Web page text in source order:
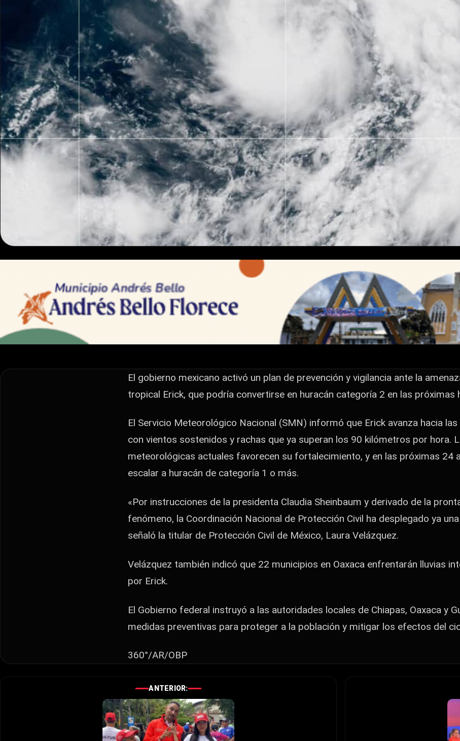
¿Huracán en camino? Erick podría
escalar en las próximas horas
El gobierno mexicano activó un plan de prevención y vigilancia ante la
tropical Erick, que podría convertirse en huracán categoría 2 en las próximas
El Servicio Meteorológico Nacional (SMN) informó que Erick avanza hacia
con vientos sostenidos y rachas que ya superan los 90 kilómetros por hora.
meteorológicas actuales favorecen su fortalecimiento, y en las próximas 24
escalar a huracán de categoría 1 o más.
«Por instrucciones de la presidenta Claudia Sheinbaum y derivado de la
fenómeno, la Coordinación Nacional de Protección Civil ha desplegado ya
señaló la titular de Protección Civil de México, Laura Velázquez.
Velázquez también indicó que 22 municipios en Oaxaca enfrentarán lluvias
por Erick.
El Gobierno federal instruyó a las autoridades locales de Chiapas, Oaxaca y
medidas preventivas para proteger a la población y mitigar los efectos del
360°/AR/OBP
ANTERIOR: